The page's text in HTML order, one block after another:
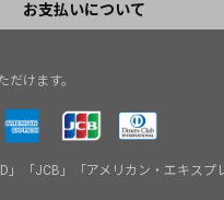
お支払いについて
だけます。
」「JCB」「アメリカン・エキスプ